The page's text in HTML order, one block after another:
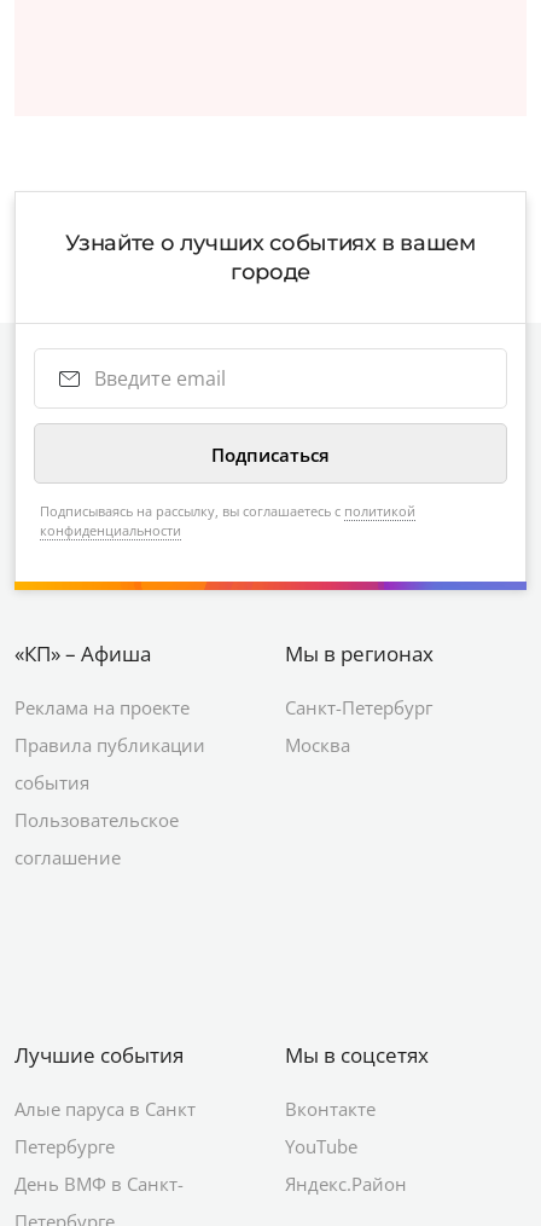
Узнайте о лучших событиях в вашем
городе
Подписываясь на рассылку, вы соглашаетесь с политикой
конфиденциальности
«КП» – Афиша
Реклама на проекте
Правила публикации
события
Пользовательское
соглашение
Мы в регионах
Санкт-Петербург
Москва
Лучшие события
Алые паруса в Санкт
Петербурге
День ВМФ в Санкт-
Петербурге
Мы в соцсетях
Вконтакте
YouTube
Яндекс.Район